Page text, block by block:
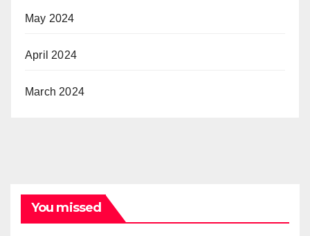
May 2024
April 2024
March 2024
You missed